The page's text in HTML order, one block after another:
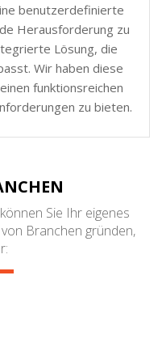
benutzerdefinierte
Herausforderung zu
Lösung, die
Wir haben diese
funktionsreichen
zu bieten.
Sie Ihr eigenes
Branchen gründen,